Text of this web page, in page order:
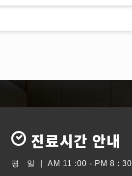
진료시간 안내
평 일 | AM 11 :00 - PM 8 : 30